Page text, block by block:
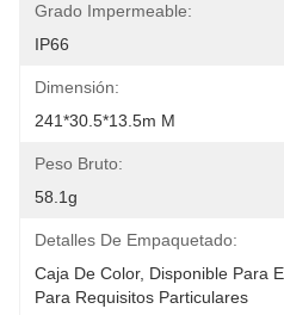
Grado Impermeable:
IP66
Dimensión:
241*30.5*13.5m M
Peso Bruto:
58.1g
Detalles De Empaquetado:
Caja De Color, Disponible Para
Para Requisitos Particulares